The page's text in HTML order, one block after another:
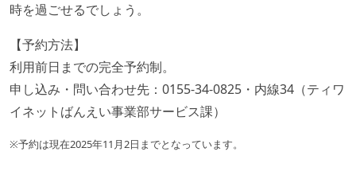
時を過ごせるでしょう。
【予約方法】
利用前日までの完全予約制。
申し込み・問い合わせ先：0155-34-0825・内線34（ティワ
イネットばんえい事業部サービス課）
※予約は現在2025年11月2日までとなっています。